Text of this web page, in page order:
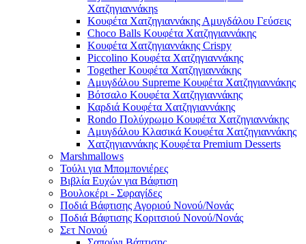
Χατζηγιαννάκηs
Κουφέτα Χατζηγιαννάκης Αμυγδάλου Γεύσεις
Choco Balls Κουφέτα Χατζηγιαννάκης
Κουφέτα Χατζηγιαννάκης Crispy
Piccolino Κουφέτα Χατζηγιαννάκης
Together Κουφέτα Χατζηγιαννάκης
Αμυγδάλου Supreme Κουφέτα Χατζηγιαννάκης
Βότσαλο Κουφέτα Χατζηγιαννάκης
Καρδιά Κουφέτα Χατζηγιαννάκης
Rondo Πολύχρωμο Κουφέτα Χατζηγιαννάκης
Αμυγδάλου Κλασικά Κουφέτα Χατζηγιαννάκης
Χατζηγιαννάκης Κουφέτα Premium Desserts
Marshmallows
Τούλι για Μπομπονιέρες
Βιβλία Ευχών για Βάφτιση
Βουλοκέρι - Σφραγίδες
Ποδιά Βάφτισης Αγοριού Νονού/Νονάς
Ποδιά Βάφτισης Κοριτσιού Νονού/Νονάς
Σετ Νονού